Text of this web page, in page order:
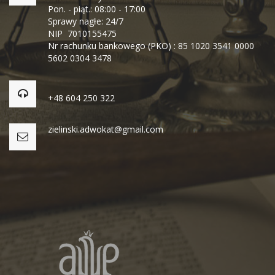
Pon. - piąt.: 08:00 - 17:00
Sprawy nagłe: 24/7
NIP 7010155475
Nr rachunku bankowego (PKO) : 85 1020 3541 0000
5602 0304 3478
+48 604 250 322
zielinski.adwokat@gmail.com